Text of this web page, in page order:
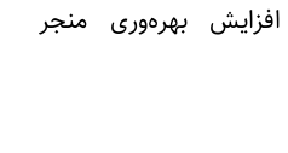
بهره‌وری منجر